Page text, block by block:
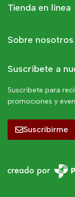
Tienda en línea
Sobre nosotros
Suscríbete a
Suscríbete para
promociones y
Suscribirme